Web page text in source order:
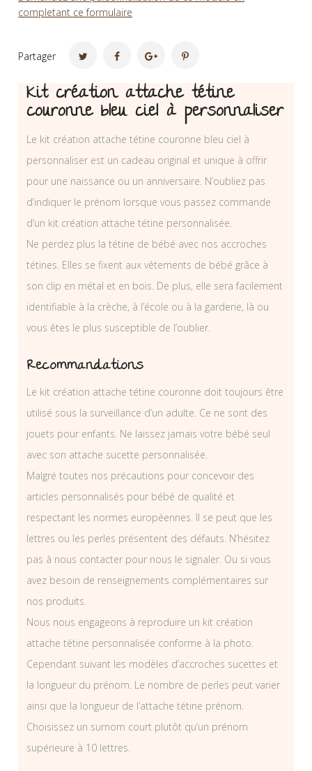
completant ce formulaire
Partager
Kit création attache tétine
couronne bleu ciel à personnaliser
Le kit création attache tétine couronne bleu ciel à
personnaliser est un cadeau original et unique à offrir
pour une naissance ou un anniversaire. N’oubliez pas
d’indiquer le prénom lorsque vous passez commande
d’un kit création attache tétine personnalisée.
Ne perdez plus la tétine de bébé avec nos accroches
tétines. Elles se fixent aux vêtements de bébé grâce à
son clip en métal et en bois. De plus, elle sera facilement
identifiable à la crèche, à l’école ou à la garderie, là ou
vous êtes le plus susceptible de l’oublier.
Recommandations
Le kit création attache tétine couronne doit toujours être
utilisé sous la surveillance d’un adulte. Ce ne sont des
jouets pour enfants. Ne laissez jamais votre bébé seul
avec son attache sucette personnalisée.
Malgré toutes nos précautions pour concevoir des
articles personnalisés pour bébé de qualité et
respectant les normes européennes. Il se peut que les
lettres ou les perles présentent des défauts. N’hésitez
pas à nous contacter pour nous le signaler. Ou si vous
avez besoin de renseignements complémentaires sur
nos produits.
Nous nous engageons à reproduire un kit création
attache tétine personnalisée conforme à la photo.
Cependant suivant les modèles d’accroches sucettes et
la longueur du prénom. Le nombre de perles peut varier
ainsi que la longueur de l’attache tétine prénom.
Choisissez un surnom court plutôt qu’un prénom
supérieure à 10 lettres.